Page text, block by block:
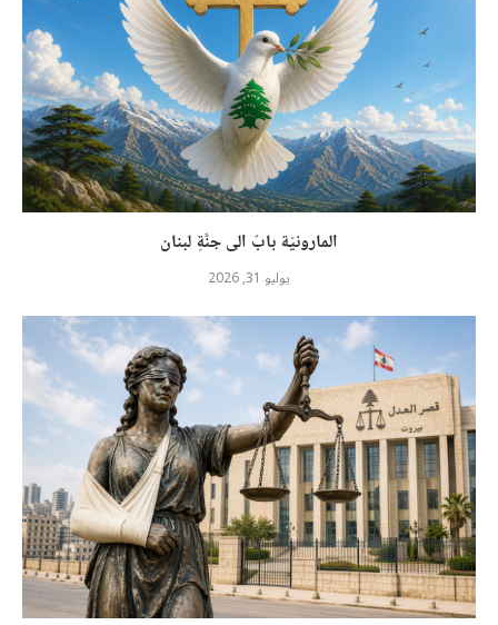
المارونيّة بابٌ الى جنَّةِ لبنان
يوليو 31, 2026